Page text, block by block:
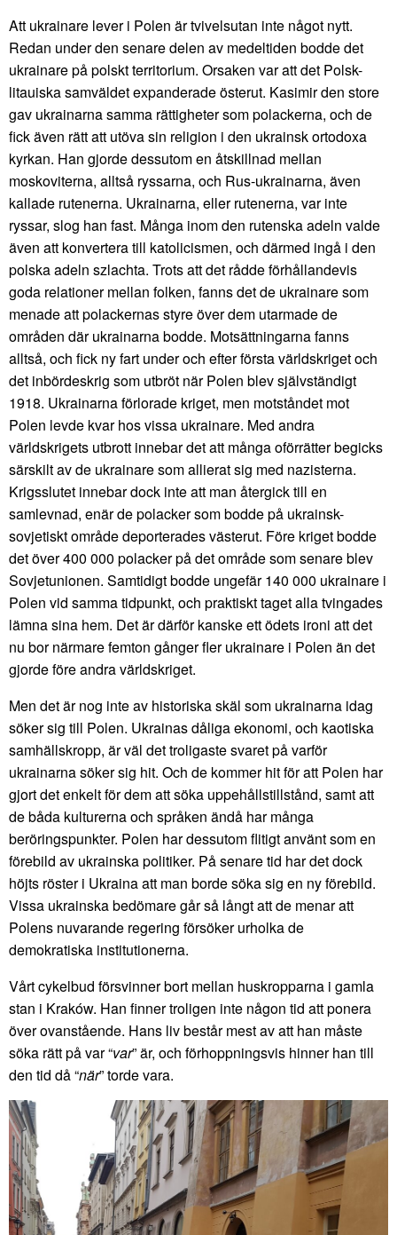
Att ukrainare lever i Polen är tvivelsutan inte något nytt.
Redan under den senare delen av medeltiden bodde det
ukrainare på polskt territorium. Orsaken var att det Polsk-
litauiska samväldet expanderade österut. Kasimir den store
gav ukrainarna samma rättigheter som polackerna, och de
fick även rätt att utöva sin religion i den ukrainsk ortodoxa
kyrkan. Han gjorde dessutom en åtskillnad mellan
moskoviterna, alltså ryssarna, och Rus-ukrainarna, även
kallade rutenerna. Ukrainarna, eller rutenerna, var inte
ryssar, slog han fast. Många inom den rutenska adeln valde
även att konvertera till katolicismen, och därmed ingå i den
polska adeln szlachta. Trots att det rådde förhållandevis
goda relationer mellan folken, fanns det de ukrainare som
menade att polackernas styre över dem utarmade de
områden där ukrainarna bodde. Motsättningarna fanns
alltså, och fick ny fart under och efter första världskriget och
det inbördeskrig som utbröt när Polen blev självständigt
1918. Ukrainarna förlorade kriget, men motståndet mot
Polen levde kvar hos vissa ukrainare. Med andra
världskrigets utbrott innebar det att många oförrätter begicks
särskilt av de ukrainare som allierat sig med nazisterna.
Krigsslutet innebar dock inte att man återgick till en
samlevnad, enär de polacker som bodde på ukrainsk-
sovjetiskt område deporterades västerut. Före kriget bodde
det över 400 000 polacker på det område som senare blev
Sovjetunionen. Samtidigt bodde ungefär 140 000 ukrainare i
Polen vid samma tidpunkt, och praktiskt taget alla tvingades
lämna sina hem. Det är därför kanske ett ödets ironi att det
nu bor närmare femton gånger fler ukrainare i Polen än det
gjorde före andra världskriget.
Men det är nog inte av historiska skäl som ukrainarna idag
söker sig till Polen. Ukrainas dåliga ekonomi, och kaotiska
samhällskropp, är väl det troligaste svaret på varför
ukrainarna söker sig hit. Och de kommer hit för att Polen har
gjort det enkelt för dem att söka uppehållstillstånd, samt att
de båda kulturerna och språken ändå har många
beröringspunkter. Polen har dessutom flitigt använt som en
förebild av ukrainska politiker. På senare tid har det dock
höjts röster i Ukraina att man borde söka sig en ny förebild.
Vissa ukrainska bedömare går så långt att de menar att
Polens nuvarande regering försöker urholka de
demokratiska institutionerna.
Vårt cykelbud försvinner bort mellan huskropparna i gamla
stan i Kraków. Han finner troligen inte någon tid att ponera
över ovanstående. Hans liv består mest av att han måste
söka rätt på var “var” är, och förhoppningsvis hinner han till
den tid då “när” torde vara.